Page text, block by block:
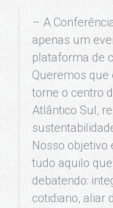
– A
apenas um
plataforma de
Queremos que
torne o centro
Atlântico Sul,
Nosso objetivo
tudo aquilo
debatendo:
cotidiano, aliar